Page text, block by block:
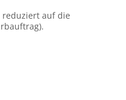
reduziert auf die